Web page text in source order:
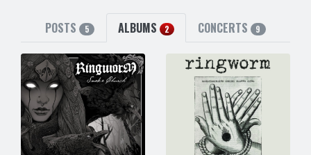
POSTS 5 ALBUMS 2 CONCERTS 9